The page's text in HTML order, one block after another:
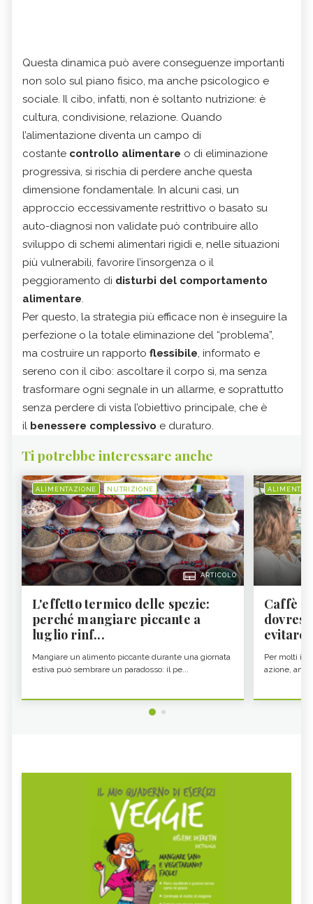
Questa dinamica può avere conseguenze importanti
non solo sul piano fisico, ma anche psicologico e
sociale. Il cibo, infatti, non è soltanto nutrizione: è
cultura, condivisione, relazione. Quando
l’alimentazione diventa un campo di
costante controllo alimentare o di eliminazione
progressiva, si rischia di perdere anche questa
dimensione fondamentale. In alcuni casi, un
approccio eccessivamente restrittivo o basato su
auto-diagnosi non validate può contribuire allo
sviluppo di schemi alimentari rigidi e, nelle situazioni
più vulnerabili, favorire l’insorgenza o il
peggioramento di disturbi del comportamento
alimentare.
Per questo, la strategia più efficace non è inseguire la
perfezione o la totale eliminazione del “problema”,
ma costruire un rapporto flessibile, informato e
sereno con il cibo: ascoltare il corpo sì, ma senza
trasformare ogni segnale in un allarme, e soprattutto
senza perdere di vista l’obiettivo principale, che è
il benessere complessivo e duraturo.
Ti potrebbe interessare anche
ALIMENTAZIONE NUTRIZIONE
ARTICOLO
L'effetto termico delle spezie:
perché mangiare piccante a
luglio rinf...
Mangiare un alimento piccante durante una giornata
estiva può sembrare un paradosso: il pe...
Caffè
evitare
Per molti il
azione,